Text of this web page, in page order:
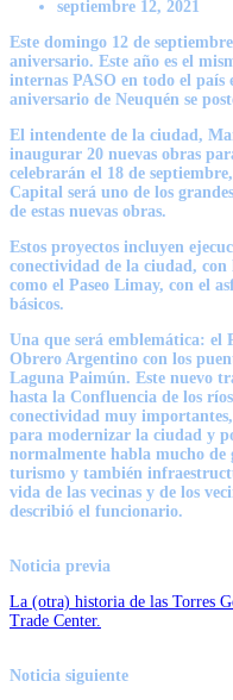
septiembre 12, 2021
Este domingo 12 de
aniversario. Este año es el
internas PASO en todo el país
aniversario de Neuquén se
El intendente de la ciudad,
inaugurar 20 nuevas obras
celebrarán el 18 de
Capital será uno de los
de estas nuevas obras.
Estos proyectos incluyen
conectividad de la ciudad, con
como el Paseo Limay, con el
básicos.
Una que será emblemática: el
Obrero Argentino con los
Laguna Paimún. Este nuevo
hasta la Confluencia de los
conectividad muy
para modernizar la ciudad y
normalmente habla mucho de
turismo y también
vida de las vecinas y de los
describió el funcionario.
Noticia previa
La (otra) historia de las Torres
Trade Center.
Noticia siguiente